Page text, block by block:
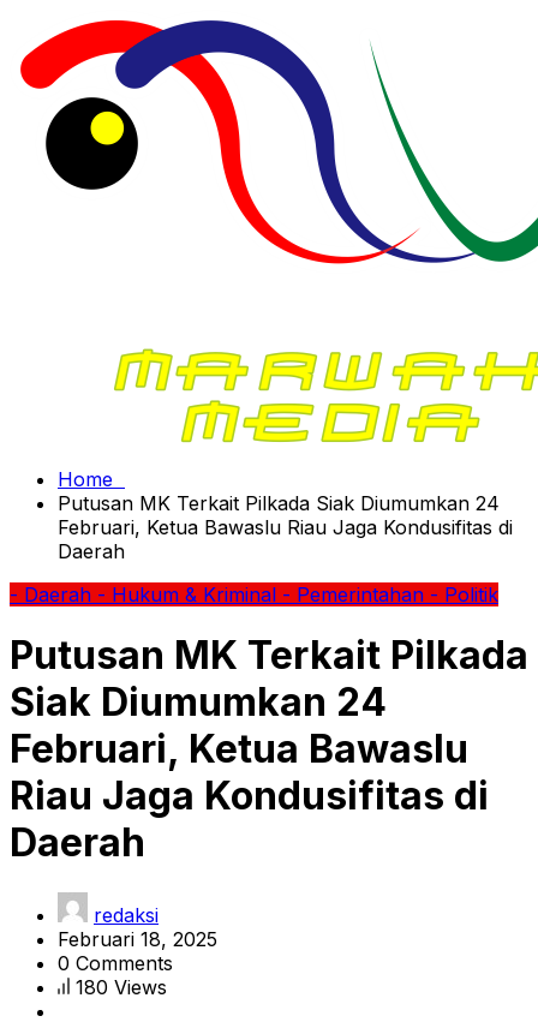
Home
Putusan MK Terkait Pilkada Siak Diumumkan 24
Februari, Ketua Bawaslu Riau Jaga Kondusifitas di
Daerah
- Daerah - Hukum & Kriminal - Pemerintahan - Politik
Putusan MK Terkait Pilkada
Siak Diumumkan 24
Februari, Ketua Bawaslu
Riau Jaga Kondusifitas di
Daerah
redaksi
Februari 18, 2025
0 Comments
180 Views